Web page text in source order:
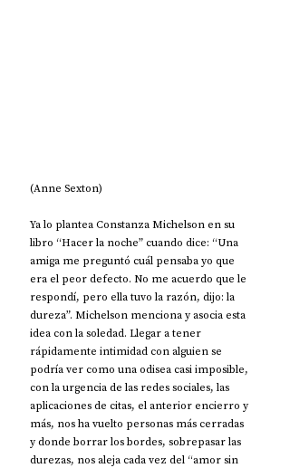
(Anne Sexton)
Ya lo plantea Constanza Michelson en su
libro “Hacer la noche” cuando dice: “Una
amiga me preguntó cuál pensaba yo que
era el peor defecto. No me acuerdo que le
respondí, pero ella tuvo la razón, dijo: la
dureza”. Michelson menciona y asocia esta
idea con la soledad. Llegar a tener
rápidamente intimidad con alguien se
podría ver como una odisea casi imposible,
con la urgencia de las redes sociales, las
aplicaciones de citas, el anterior encierro y
más, nos ha vuelto personas más cerradas
y donde borrar los bordes, sobrepasar las
durezas, nos aleja cada vez del “amor sin